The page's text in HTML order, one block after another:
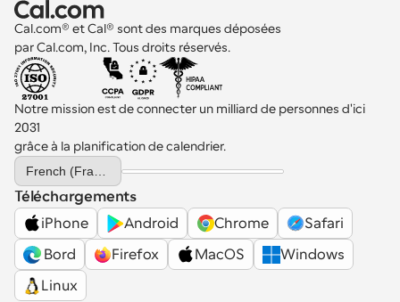
personnes
Webhooks
Soyez informé lorsque quelque chose se passe
Cal.com® et Cal® sont des marques déposées
par Cal.com, Inc. Tous droits réservés.
Notre mission est de connecter un milliard de personnes d'ici
2031
grâce à la planification de calendrier.
Select Language
Téléchargements
iPhone
Android Chrome
Safari
Bord
Firefox MacOS
Windows
Linux